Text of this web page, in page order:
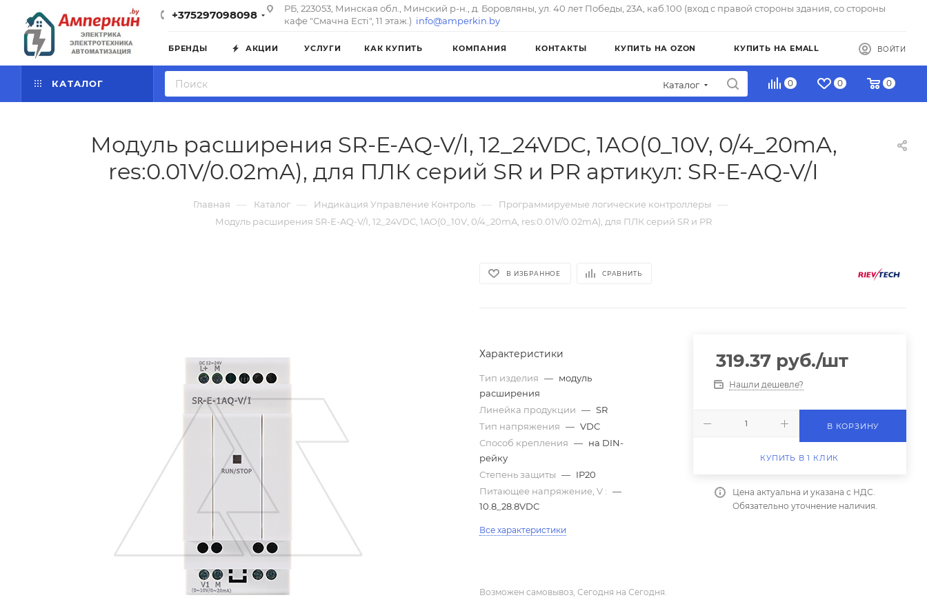
+375297098098
РБ, 223053, Минская обл., Минский р-н., д. Боровляны, ул. 40 лет Победы, 23А, каб.100 (вход с правой стороны здания, со стороны
кафе "Смачна Естi", 11 этаж.) info@amperkin.by
БРЕНДЫ АКЦИИ УСЛУГИ КАК КУПИТЬ КОМПАНИЯ КОНТАКТЫ КУПИТЬ НА OZON КУПИТЬ НА EMALL ВОЙТИ
КАТАЛОГ Каталог 0 0 0
Модуль расширения SR-E-AQ-V/I, 12_24VDC, 1AO(0_10V, 0/4_20mA,
res:0.01V/0.02mA), для ПЛК серий SR и PR артикул: SR-E-AQ-V/I
Главная — Каталог — Индикация Управление Контроль — Программируемые логические контроллеры —
Модуль расширения SR-E-AQ-V/I, 12_24VDC, 1AO(0_10V, 0/4_20mA, res:0.01V/0.02mA), для ПЛК серий SR и PR
В ИЗБРАННОЕ СРАВНИТЬ
Характеристики
Тип изделия — модуль
расширения
Линейка продукции — SR
Тип напряжения — VDC
Способ крепления — на DIN-
рейку
Степень защиты — IP20
Питающее напряжение, V : —
10.8_28.8VDC
Все характеристики
319.37руб./шт
Нашли дешевле?
В КОРЗИНУ
КУПИТЬ В 1 КЛИК
Цена актуальна и указана с НДС.
Обязательно уточнение наличия.
Возможен самовывоз, Сегодня на Сегодня.